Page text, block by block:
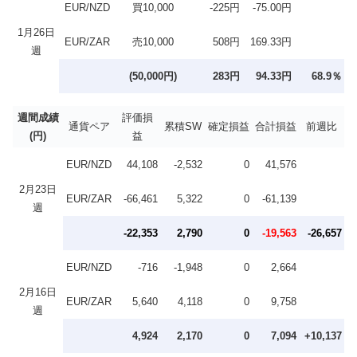
1月26日
週
EUR/NZD 買10,000 -225円 -75.00円
EUR/ZAR 売10,000 508円 169.33円
(50,000円) 283円 94.33円 68.9％
週間成績
(円)
通貨ペア
評価損
益
累積SW 確定損益 合計損益 前週比
2月23日
週
EUR/NZD 44,108 -2,532 0 41,576
EUR/ZAR -66,461 5,322 0 -61,139
-22,353 2,790 0 -19,563 -26,657
2月16日
週
EUR/NZD -716 -1,948 0 2,664
EUR/ZAR 5,640 4,118 0 9,758
4,924 2,170 0 7,094 +10,137